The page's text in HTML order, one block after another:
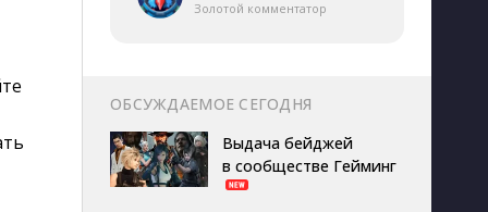
Золотой комментатор
ОБСУЖДАЕМОЕ СЕГОДНЯ
Выдача бейджей
в сообществе Гейминг